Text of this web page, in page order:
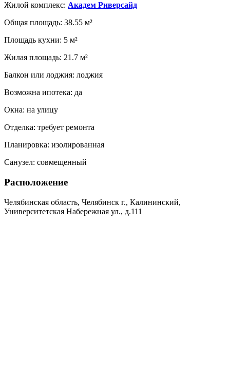
Жилой комплекс: Академ Риверсайд
Общая площадь: 38.55 м²
Площадь кухни: 5 м²
Жилая площадь: 21.7 м²
Балкон или лоджия: лоджия
Возможна ипотека: да
Окна: на улицу
Отделка: требует ремонта
Планировка: изолированная
Санузел: совмещенный
Расположение
Челябинская область, Челябинск г., Калининский,
Университетская Набережная ул., д.111